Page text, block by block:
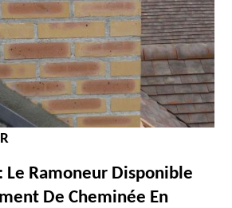
Le Ramoneur Disponible
De Cheminée En